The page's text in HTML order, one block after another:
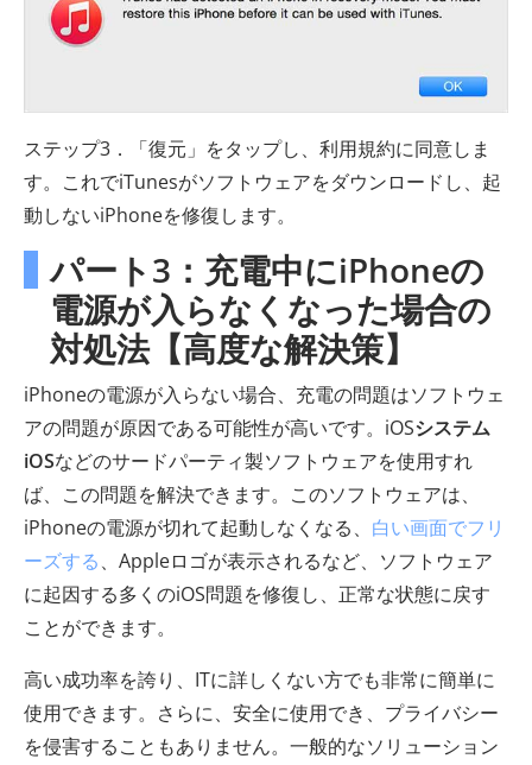
ステップ3．「復元」をタップし、利用規約に同意しま
す。これでiTunesがソフトウェアをダウンロードし、起
動しないiPhoneを修復します。
パート3：充電中にiPhoneの
電源が入らなくなった場合の
対処法【高度な解決策】
iPhoneの電源が入らない場合、充電の問題はソフトウェ
アの問題が原因である可能性が高いです。iOSシステム
iOSなどのサードパーティ製ソフトウェアを使用すれ
ば、この問題を解決できます。このソフトウェアは、
iPhoneの電源が切れて起動しなくなる、 白い画面でフリ
ーズする、Appleロゴが表示されるなど、ソフトウェア
に起因する多くのiOS問題を修復し、正常な状態に戻す
ことができます。
高い成功率を誇り、ITに詳しくない方でも非常に簡単に
使用できます。さらに、安全に使用でき、プライバシー
を侵害することもありません。一般的なソリューション